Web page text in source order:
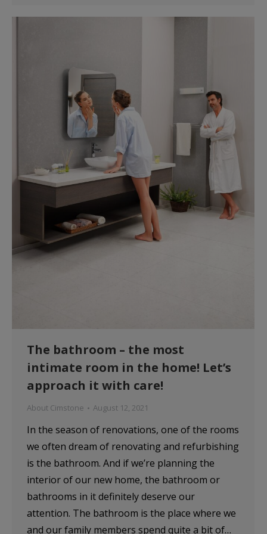
The bathroom – the most
intimate room in the home! Let’s
approach it with care!
About Cimstone August 12, 2021
In the season of renovations, one of the rooms
we often dream of renovating and refurbishing
is the bathroom. And if we’re planning the
interior of our new home, the bathroom or
bathrooms in it definitely deserve our
attention. The bathroom is the place where we
and our family members spend quite a bit of…
Покажи “бисквитките”
Маркетинг
Тези бисквитки се използват за проследяване на
посетителите в различните уебсайтове с цел
показване на персонализирани и ангажиращи
Покажи “бисквитките”